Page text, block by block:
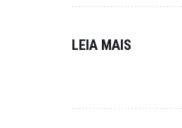
LEIA MAIS